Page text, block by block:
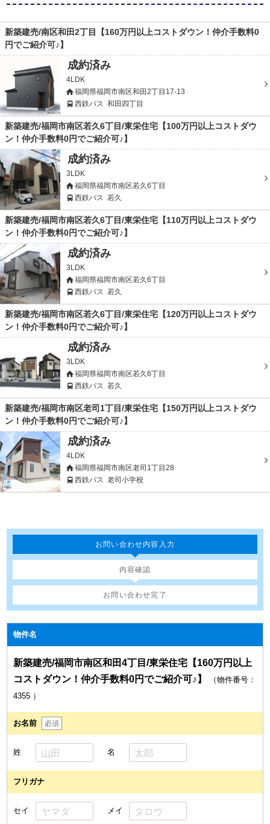
新築建売/南区和田2丁目【160万円以上コストダウン！仲介手数料0
円でご紹介可♪】
成約済み
4LDK
福岡県福岡市南区和田2丁目17-13
西鉄バス 和田四丁目
新築建売/福岡市南区若久6丁目/東栄住宅【100万円以上コストダウ
ン！仲介手数料0円でご紹介可♪】
成約済み
3LDK
福岡県福岡市南区若久6丁目
西鉄バス 若久
新築建売/福岡市南区若久6丁目/東栄住宅【110万円以上コストダウ
ン！仲介手数料0円でご紹介可♪】
成約済み
3LDK
福岡県福岡市南区若久6丁目
西鉄バス 若久
新築建売/福岡市南区若久6丁目/東栄住宅【120万円以上コストダウ
ン！仲介手数料0円でご紹介可♪】
成約済み
3LDK
福岡県福岡市南区若久6丁目
西鉄バス 若久
新築建売/福岡市南区老司1丁目/東栄住宅【150万円以上コストダウ
ン！仲介手数料0円でご紹介可♪】
成約済み
4LDK
福岡県福岡市南区老司1丁目28
西鉄バス 老司小学校
お問い合わせ内容入力
内容確認
お問い合わせ完了
物件名
新築建売/福岡市南区和田4丁目/東栄住宅【160万円以上
コストダウン！仲介手数料0円でご紹介可♪】
（物件番号：
4355 ）
お名前 必須
姓 名
フリガナ
セイ メイ